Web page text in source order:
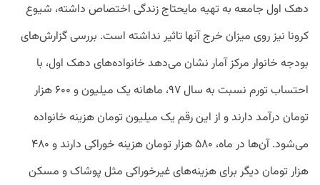
دهک اول جامعه به تهیه مایحتاج زندگی اختصاص داشته، شیوع
کرونا نیز روی میزان خرج آنها تاثیر نداشته است. بررسی گزارش‌های
بودجه خانوار مرکز آمار نشان می‌دهد خانواده‌های دهک اول، با
احتساب تورم نسبت به سال ۹۷، ماهانه یک میلیون و ۶۰۰ هزار
تومان درآمد دارند و از این رقم یک میلیون تومان هزینه خانواده
می‌شود. آن‌ها در ماه، ۵۸۰ هزار تومان هزینه خوراکی دارند و ۴۸۰
هزار تومان دیگر برای هزینه‌های غیرخوراکی مثل پوشاک و مسکن